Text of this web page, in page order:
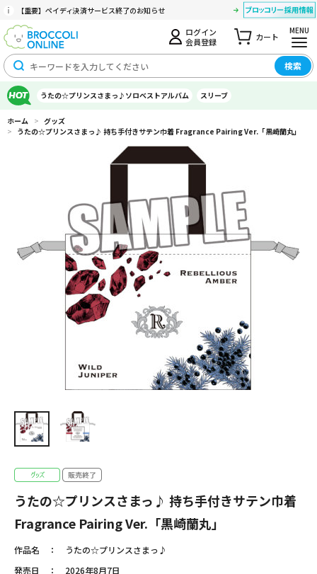
【重要】ペイディ決済サービス終了のお知らせ
ログイン
会員登録
カート
MENU
検索
うたの☆プリンスさまっ♪ソロベストアルバム スリーブ
ホーム > グッズ
> うたの☆プリンスさまっ♪ 持ち手付きサテン巾着 Fragrance Pairing Ver.「黒崎蘭丸」
うたの☆プリンスさまっ♪ 持ち手付きサテン巾着
Fragrance Pairing Ver.「黒崎蘭丸」
作品名
うたの☆プリンスさまっ♪
発売日
2026年8月7日